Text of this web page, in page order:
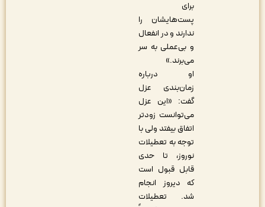
پست‌هایشان را
ندارند و در انفعال
و بی‌عملی به سر
می‌برند.»
او درباره
زمان‌بندی عزل
گفت: «این عزل
می‌توانست زودتر
اتفاق بیفتد ولی با
توجه به تعطیلات
نوروز، تا حدی
قابل قبول است
که دیروز انجام
شد. تعطیلات